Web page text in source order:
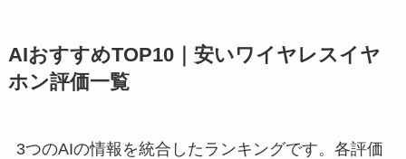
AIおすすめTOP10｜安いワイヤレスイヤ
ホン評価一覧
3つのAIの情報を統合したランキングです。各評価